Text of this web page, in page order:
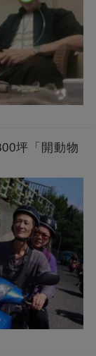
坪「開動物